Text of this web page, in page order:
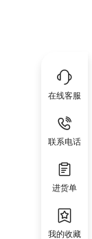
在线客服
联系电话
进货单
我的收藏